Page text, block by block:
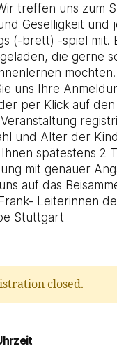
treffen uns zum
Geselligkeit und
(-brett) -spiel mit.
die gerne
uns Ihre
per Klick auf
und Alter der
spätestens 2
mit genauer
auf das
Leiterinnen
Stuttgart
closed.